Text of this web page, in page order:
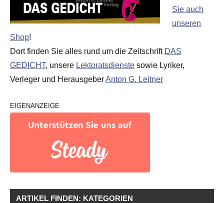
Sie auch
unseren
Shop!
Dort finden Sie alles rund um die Zeitschrift DAS
GEDICHT, unsere Lektoratsdienste sowie Lyriker,
Verleger und HerausgeberAnton G. Leitner
EIGENANZEIGE
ARTIKEL FINDEN: KATEGORIEN